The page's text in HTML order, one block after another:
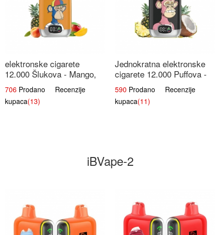
elektronske cigarete
12.000 Šlukova - Mango,
Ananas, Breskva | Tropska
Voćna Mješavina
706 Prodano Recenzije
kupaca(13)
Jednokratna elektronske
cigarete 12.000 Puffova -
Ananas i Kokos Sladoled |
Tropski Desert
590 Prodano Recenzije
kupaca(11)
iBVape-2